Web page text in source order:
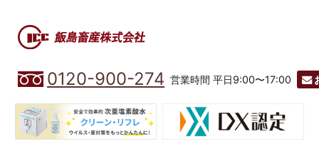
0120-900-274 営業時間 平日9:00〜17:00